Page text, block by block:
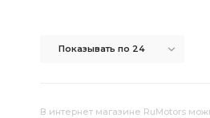
Показывать по 24
В интернет магазине RuMotors